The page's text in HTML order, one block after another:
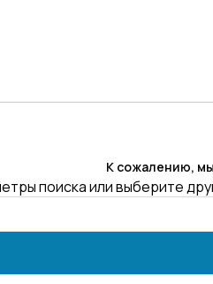
К сожалению,
поиска или выберите